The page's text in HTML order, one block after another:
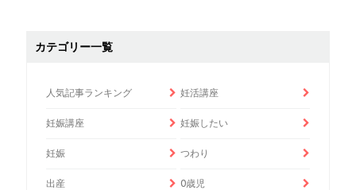
カテゴリー一覧
人気記事ランキング 妊活講座
妊娠講座 妊娠したい
妊娠 つわり
出産 0歳児